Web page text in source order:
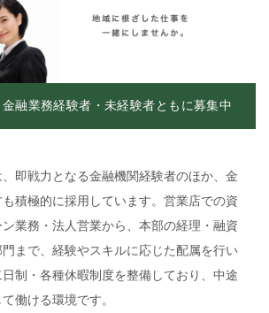
金融業務経験者・未経験者ともに募集中
即戦力となる金融機関経験者のほか、金
積極的に採用しています。営業店での資
業務・法人営業から、本部の経理・融資
まで、経験やスキルに応じた配属を行い
制・各種休暇制度を整備しており、中途
働ける環境です。